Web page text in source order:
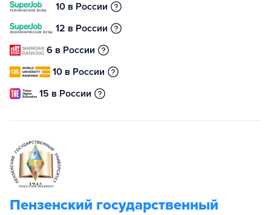
10 в России
12 в России
6 в России
10 в России
15 в России
Пензенский государственный